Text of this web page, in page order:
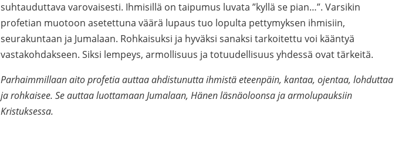
suhtauduttava varovaisesti. Ihmisillä on taipumus luvata ”kyllä se pian…”. Varsikin
profetian muotoon asetettuna väärä lupaus tuo lopulta pettymyksen ihmisiin,
seurakuntaan ja Jumalaan. Rohkaisuksi ja hyväksi sanaksi tarkoitettu voi kääntyä
vastakohdakseen. Siksi lempeys, armollisuus ja totuudellisuus yhdessä ovat tärkeitä.
Parhaimmillaan aito profetia auttaa ahdistunutta ihmistä eteenpäin, kantaa, ojentaa, lohduttaa
ja rohkaisee. Se auttaa luottamaan Jumalaan, Hänen läsnäoloonsa ja armolupauksiin
Kristuksessa.